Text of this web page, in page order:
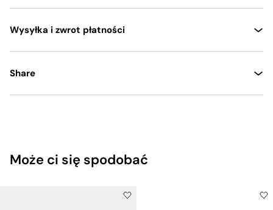
Wysyłka i zwrot płatności
Share
Może ci się spodobać